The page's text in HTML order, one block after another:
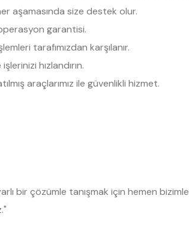
aşamasında size destek olur.
garantisi.
tarafımızdan karşılanır.
hızlandırın.
araçlarımız ile güvenlikli hizmet.
bir çözümle tanışmak için hemen